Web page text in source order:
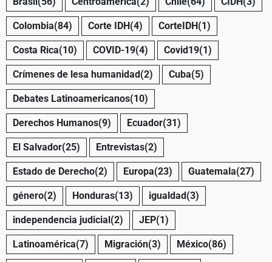
Colombia(84) Corte IDH (4) CorteIDH (1)
Costa Rica(10) COVID-19(4) Covid19(1)
Crímenes de lesa humanidad (2) Cuba(5)
Debates Latinoamericanos(10)
Derechos Humanos(9) Ecuador(31)
El Salvador(25) Entrevistas(2)
Estado de Derecho(2) Europa(23) Guatemala(27)
género(2) Honduras(13) igualdad (3)
independencia judicial (2) JEP(1)
Latinoamérica(7) Migración(3) México(86)